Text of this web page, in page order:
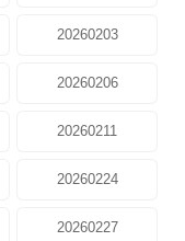
20260203
20260206
20260211
20260224
20260227